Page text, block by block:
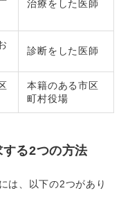
治療をした医師
診断をした医師
本籍のある市区
町村役場
る2つの方法
は、以下の2つがあり